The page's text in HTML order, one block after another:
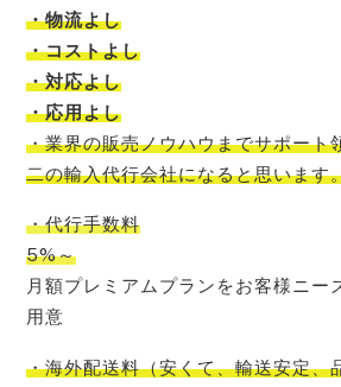
・物流よし
・コストよし
・対応よし
・応用よし
・業界の販売ノウハウまでサポート
二の輸入代行会社になると思います
・代行手数料
5%～
月額プレミアムプランをお客様ニー
用意
・海外配送料（安くて、輸送安定、